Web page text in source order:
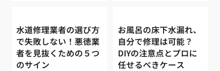
水道修理業者の選び方
で失敗しない！悪徳業
者を見抜くための５つ
のサイン
お風呂の床下水漏れ、
自分で修理は可能？
DIYの注意点とプロに
任せるべきケース